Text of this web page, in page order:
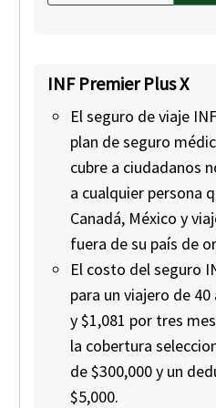
INF Premier Plus X
El seguro de viaje
plan de seguro
cubre a ciudadanos
a cualquier persona
Canadá, México y
fuera de su país de
El costo del seguro
para un viajero de
y $1,081 por tres
la cobertura
de $300,000 y un
$5,000.